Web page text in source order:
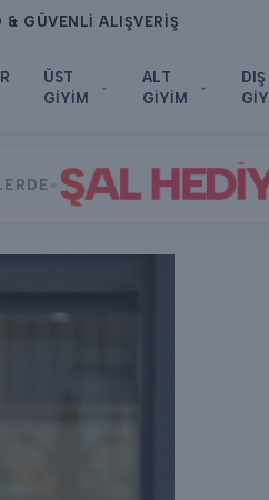
& GÜVENLİ ALIŞVERİŞ
ÜST
GİYİM
ALT
GİYİM
DIŞ
ŞAL